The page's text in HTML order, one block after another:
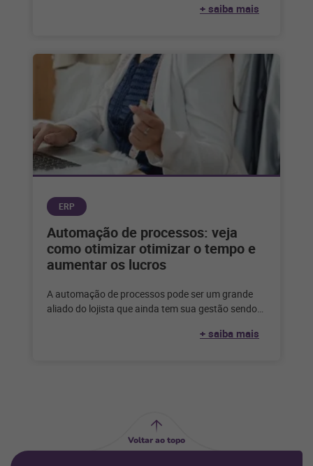
+ saiba mais
ERP
Automação de processos: veja
como otimizar otimizar o tempo e
aumentar os lucros
A automação de processos pode ser um grande
aliado do lojista que ainda tem sua gestão sendo
+ saiba mais
Voltar ao topo